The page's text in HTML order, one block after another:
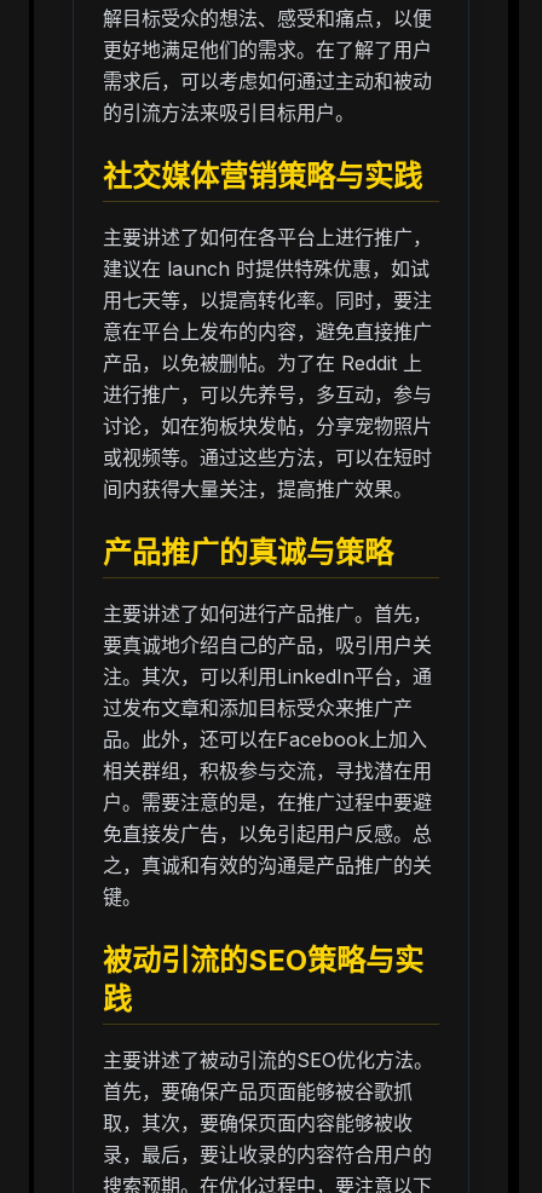
解目标受众的想法、感受和痛点，以便
更好地满足他们的需求。在了解了用户
需求后，可以考虑如何通过主动和被动
的引流方法来吸引目标用户。
社交媒体营销策略与实践
主要讲述了如何在各平台上进行推广，
建议在 launch 时提供特殊优惠，如试
用七天等，以提高转化率。同时，要注
意在平台上发布的内容，避免直接推广
产品，以免被删帖。为了在 Reddit 上
进行推广，可以先养号，多互动，参与
讨论，如在狗板块发帖，分享宠物照片
或视频等。通过这些方法，可以在短时
间内获得大量关注，提高推广效果。
产品推广的真诚与策略
主要讲述了如何进行产品推广。首先，
要真诚地介绍自己的产品，吸引用户关
注。其次，可以利用LinkedIn平台，通
过发布文章和添加目标受众来推广产
品。此外，还可以在Facebook上加入
相关群组，积极参与交流，寻找潜在用
户。需要注意的是，在推广过程中要避
免直接发广告，以免引起用户反感。总
之，真诚和有效的沟通是产品推广的关
键。
被动引流的SEO策略与实
践
主要讲述了被动引流的SEO优化方法。
首先，要确保产品页面能够被谷歌抓
取，其次，要确保页面内容能够被收
录，最后，要让收录的内容符合用户的
搜索预期。在优化过程中，要注意以下